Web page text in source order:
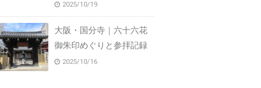
2025/10/19
大阪・国分寺｜六十六花
御朱印めぐりと参拝記録
2025/10/16